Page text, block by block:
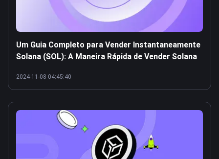
Um Guia Completo para Vender Instantaneamente
Solana (SOL): A Maneira Rápida de Vender Solana
2024-11-08 04:45:40